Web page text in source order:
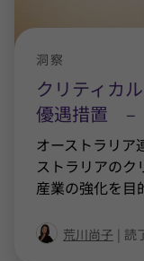
クリティカ
優遇措置 –
洞察
オーストラリア
ストラリアのク
産業の強化を目
荒川尚子 | 読